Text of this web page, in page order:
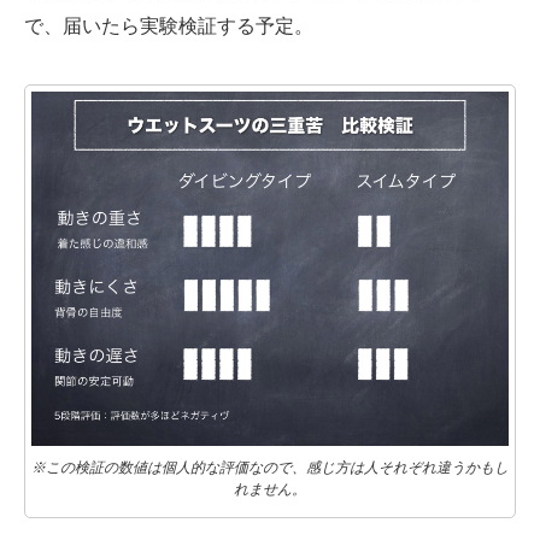
で、届いたら実験検証する予定。
※この検証の数値は個人的な評価なので、感じ方は人それぞれ違うかもし
れません。